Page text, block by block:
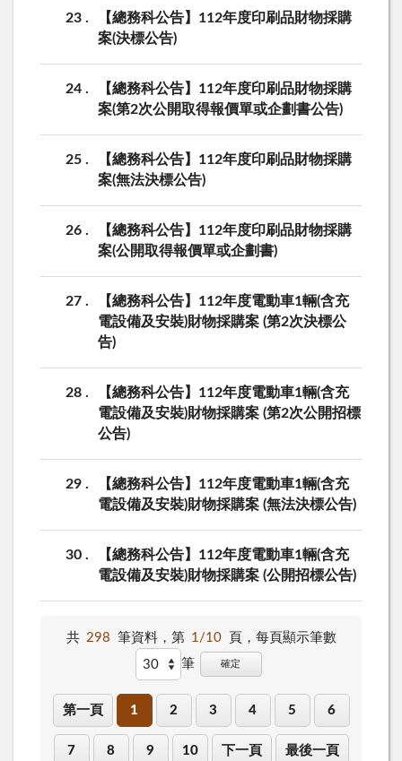
23
【總務科公告】112年度印刷品財物採購
案(決標公告)
24
【總務科公告】112年度印刷品財物採購
案(第2次公開取得報價單或企劃書公告)
25
【總務科公告】112年度印刷品財物採購
案(無法決標公告)
26
【總務科公告】112年度印刷品財物採購
案(公開取得報價單或企劃書)
27
【總務科公告】112年度電動車1輛(含充
電設備及安裝)財物採購案 (第2次決標公
告)
28
【總務科公告】112年度電動車1輛(含充
電設備及安裝)財物採購案 (第2次公開招標
公告)
29
【總務科公告】112年度電動車1輛(含充
電設備及安裝)財物採購案 (無法決標公告)
30
【總務科公告】112年度電動車1輛(含充
電設備及安裝)財物採購案 (公開招標公告)
共 298 筆資料，第 1/10 頁， 每頁顯示筆數
筆
確定
第一頁 1 2 3 4 5 6
7 8 9 10 下一頁 最後一頁